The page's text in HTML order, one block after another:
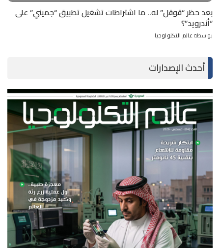
بعد حظر “قوقل” له.. ما اشتراطات تشغيل تطبيق “جميني” على
“أندرويد”؟
Posted
بواسطةعالم التكنولوجيا
أحدث الإصدارات